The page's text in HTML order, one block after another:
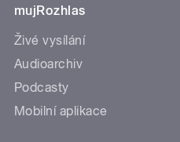
mujRozhlas
Živé vysílání
Audioarchiv
Podcasty
Mobilní aplikace